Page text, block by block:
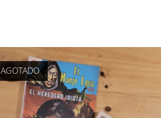
AGOTADO